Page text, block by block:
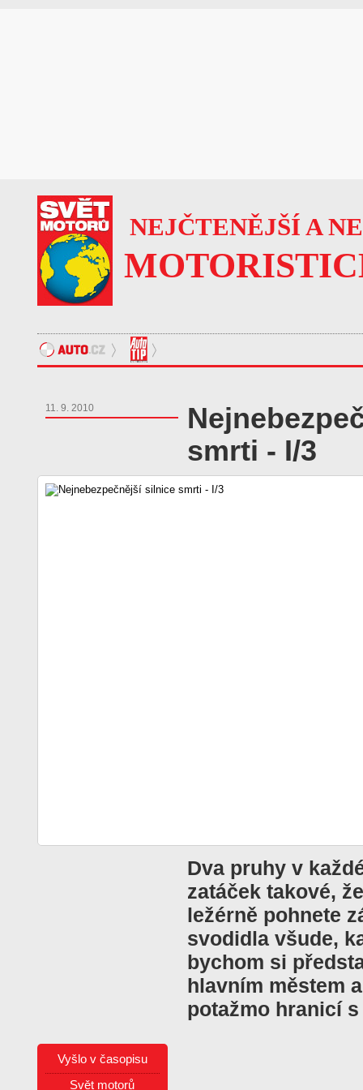
NEJČTENĚJŠÍ A
11. 9. 2010
smrti - I/3
Dva pruhy v
zatáček takové,
ležérně pohnete
svodidla všude,
bychom si
hlavním městem
potažmo hranicí
Vyšlo v časopisu
Svět motorů